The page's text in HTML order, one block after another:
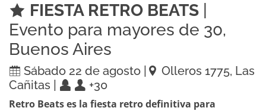
FIESTA RETRO BEATS
Evento para mayores de 30,
Buenos Aires
Sábado 22 de agosto |
Olleros 1775, Las
Cañitas |
+30
Retro Beats es la fiesta retro definitiva para